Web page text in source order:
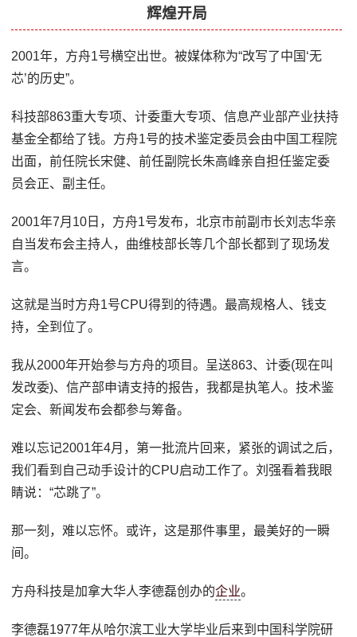
辉煌开局
2001年，方舟1号横空出世。被媒体称为“改写了中国‘无
芯’的历史”。
科技部863重大专项、计委重大专项、信息产业部产业扶持
基金全都给了钱。方舟1号的技术鉴定委员会由中国工程院
出面，前任院长宋健、前任副院长朱高峰亲自担任鉴定委
员会正、副主任。
2001年7月10日，方舟1号发布，北京市前副市长刘志华亲
自当发布会主持人，曲维枝部长等几个部长都到了现场发
言。
这就是当时方舟1号CPU得到的待遇。最高规格人、钱支
持，全到位了。
我从2000年开始参与方舟的项目。呈送863、计委(现在叫
发改委)、信产部申请支持的报告，我都是执笔人。技术鉴
定会、新闻发布会都参与筹备。
难以忘记2001年4月，第一批流片回来，紧张的调试之后，
我们看到自己动手设计的CPU启动工作了。刘强看着我眼
睛说：“芯跳了”。
那一刻，难以忘怀。或许，这是那件事里，最美好的一瞬
间。
方舟科技是加拿大华人李德磊创办的企业。
李德磊1977年从哈尔滨工业大学毕业后来到中国科学院研